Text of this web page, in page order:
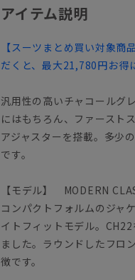
アイテム説明
【スーツまとめ買い対象商品
だくと、最大21,780円お
汎用性の高いチャコールグ
にはもちろん、ファースト
アジャスターを搭載。多少
です。
【モデル】 MODERN
コンパクトフォルムのジャ
イトフィットモデル。
ました。ラウンドしたフロ
徴です。